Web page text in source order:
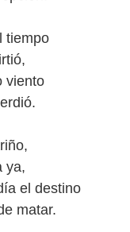
tiempo
viento
ya,
el destino
matar.